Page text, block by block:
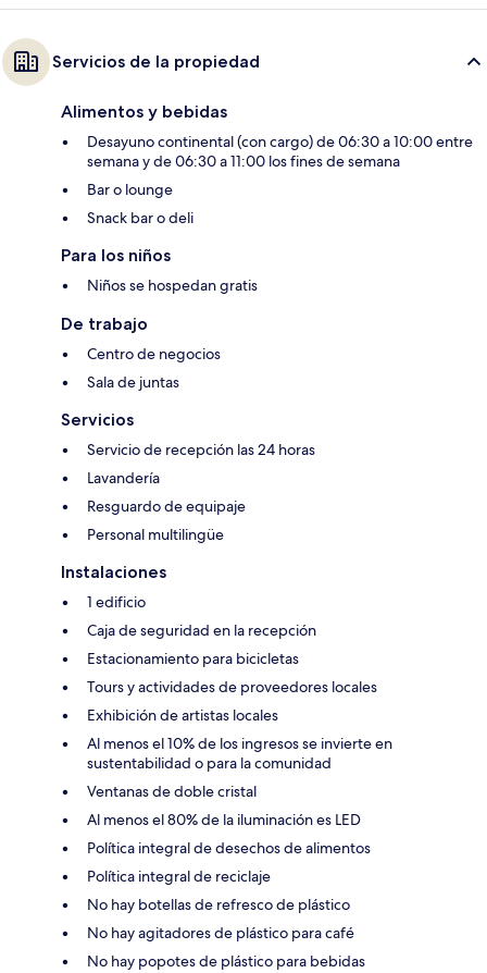
Servicios de la propiedad
Alimentos y bebidas
Desayuno continental (con cargo) de 06:30 a 10:00 entre
semana y de 06:30 a 11:00 los fines de semana
Bar o lounge
Snack bar o deli
Para los niños
Niños se hospedan gratis
De trabajo
Centro de negocios
Sala de juntas
Servicios
Servicio de recepción las 24 horas
Lavandería
Resguardo de equipaje
Personal multilingüe
Instalaciones
1 edificio
Caja de seguridad en la recepción
Estacionamiento para bicicletas
Tours y actividades de proveedores locales
Exhibición de artistas locales
Al menos el 10% de los ingresos se invierte en
sustentabilidad o para la comunidad
Ventanas de doble cristal
Al menos el 80% de la iluminación es LED
Política integral de desechos de alimentos
Política integral de reciclaje
No hay botellas de refresco de plástico
No hay agitadores de plástico para café
No hay popotes de plástico para bebidas